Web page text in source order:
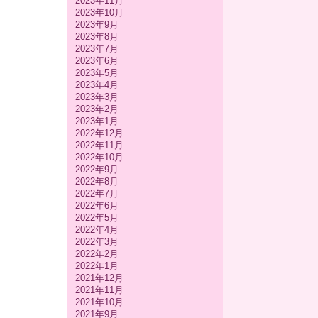
2023年10月
2023年9月
2023年8月
2023年7月
2023年6月
2023年5月
2023年4月
2023年3月
2023年2月
2023年1月
2022年12月
2022年11月
2022年10月
2022年9月
2022年8月
2022年7月
2022年6月
2022年5月
2022年4月
2022年3月
2022年2月
2022年1月
2021年12月
2021年11月
2021年10月
2021年9月